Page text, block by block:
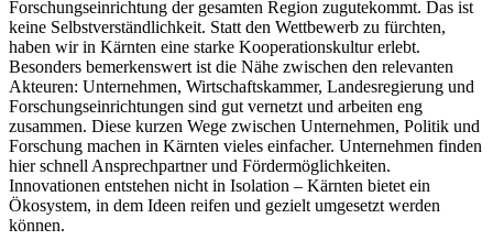
Forschungseinrichtung der gesamten Region zugutekommt. Das ist
keine Selbstverständlichkeit. Statt den Wettbewerb zu fürchten,
haben wir in Kärnten eine starke Kooperationskultur erlebt.
Besonders bemerkenswert ist die Nähe zwischen den relevanten
Akteuren: Unternehmen, Wirtschaftskammer, Landesregierung und
Forschungseinrichtungen sind gut vernetzt und arbeiten eng
zusammen. Diese kurzen Wege zwischen Unternehmen, Politik und
Forschung machen in Kärnten vieles einfacher. Unternehmen finden
hier schnell Ansprechpartner und Fördermöglichkeiten.
Innovationen entstehen nicht in Isolation – Kärnten bietet ein
Ökosystem, in dem Ideen reifen und gezielt umgesetzt werden
können.